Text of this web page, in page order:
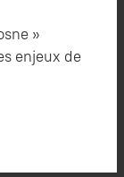
»
enjeux de